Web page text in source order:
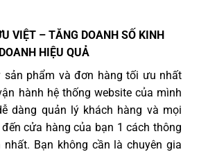
VIỆT – TĂNG DOANH SỐ KINH
DOANH HIỆU QUẢ
sản phẩm và đơn hàng tối ưu nhất
hành hệ thống website của mình
dàng quản lý khách hàng và mọi
cửa hàng của bạn 1 cách thông
Bạn không cần là chuyên gia